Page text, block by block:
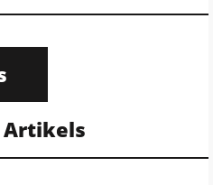
Artikels